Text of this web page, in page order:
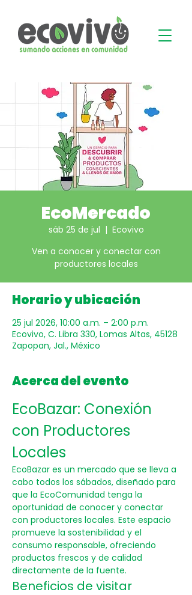
EcoMercado
sáb 25 de jul
  |
Ecovivo
Ven a conocer y conectar con
productores locales
Horario y ubicación
25 jul 2026, 10:00 a.m. – 2:00 p.m.
Ecovivo, C. Libra 330, Lomas Altas, 45128
Zapopan, Jal., México
Acerca del evento
EcoBazar: Conexión
con Productores
Locales
EcoBazar es un mercado que se lleva a
cabo todos los sábados, diseñado para
que la EcoComunidad tenga la
oportunidad de conocer y conectar
con productores locales. Este espacio
promueve la sostenibilidad y el
consumo responsable, ofreciendo
productos frescos y de calidad
directamente de la fuente.
Beneficios de visitar